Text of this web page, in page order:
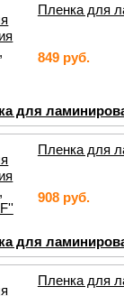
Пленка для
849 руб.
Пленка для
908 руб.
Пленка для